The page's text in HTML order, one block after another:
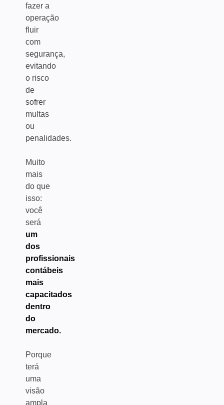
fazer a
operação
fluir
com
segurança,
evitando
o risco
de
sofrer
multas
ou
penalidades.
Muito
mais
do que
isso:
você
será
um
dos
profissionais
contábeis
mais
capacitados
dentro
do
mercado.
Porque
terá
uma
visão
ampla